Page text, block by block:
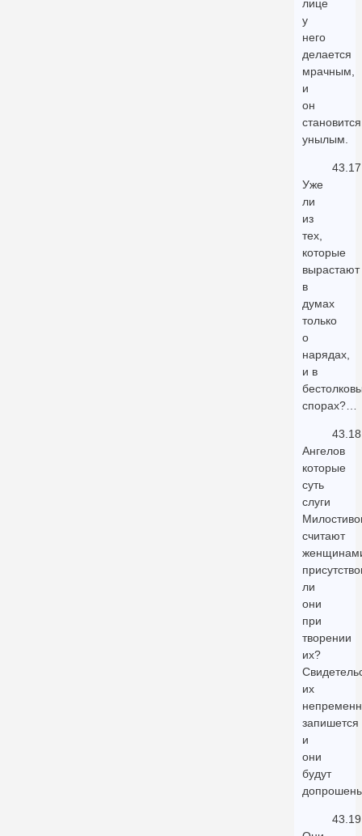
лице
у
него
делается
мрачным,
и
он
становится
унылым.
43.17
Уже
ли
из
тех,
которые
вырастают
в
думах
только
о
нарядах,
и в
спорах?…
43.18
Ангелов
которые
суть
слуги
считают
ли
они
при
творении
их?
их
запишется
и
они
будут
43.19